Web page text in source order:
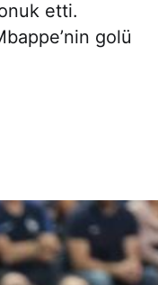
etti.
golü